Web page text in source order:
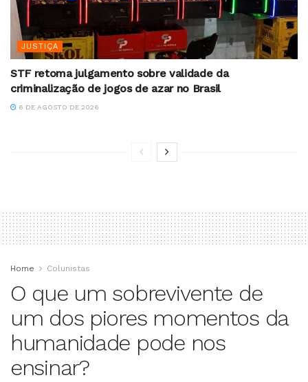
JUSTIÇA
STF retoma julgamento sobre validade da
criminalização de jogos de azar no Brasil
6 DE AGOSTO DE 2026
Home Colunistas
O que um sobrevivente de
um dos piores momentos da
humanidade pode nos
ensinar?